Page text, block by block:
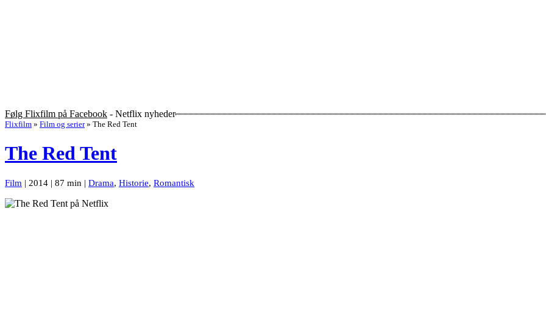
Følg Flixfilm på Facebook - Netflix nyheder
Flixfilm » Film og serier » The Red Tent
The Red Tent
Film | 2014 | 87 min | Drama, Historie, Romantisk